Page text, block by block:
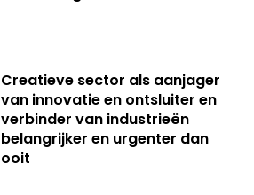
Creatieve sector als aanjager
van innovatie en ontsluiter en
verbinder van industrieën
belangrijker en urgenter dan
ooit